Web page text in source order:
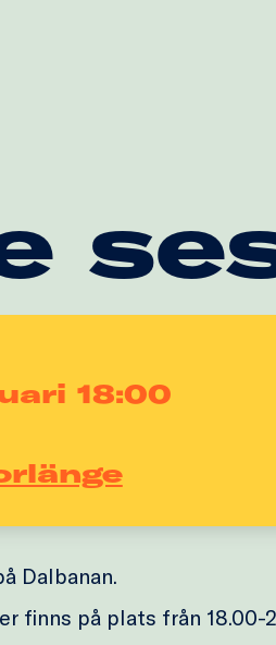
18:00
Dalbanan.
finns på plats från 18.00-